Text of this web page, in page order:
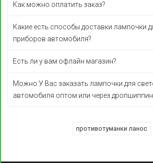
Как можно оплатить заказ?
Какие есть способы доставки лампочки
приборов автомобиля?
Есть ли у вам офлайн магазин?
Можно У Вас заказать лампочки для
автомобиля оптом или через
противотуманки ланос